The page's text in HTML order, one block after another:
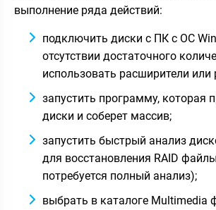
выполнение ряда действий:
подключить диски с ПК с ОС
отсутствии достаточного
использовать расширители или
запустить программу, которая
диски и соберет массив;
запустить быстрый анализ
для восстановления RAID
потребуется полный анализ);
выбрать в каталоге Multimedia